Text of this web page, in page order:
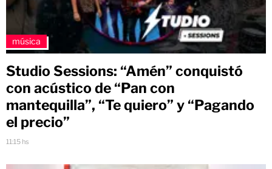
música
Studio Sessions: “Amén” conquistó
con acústico de “Pan con
mantequilla”, “Te quiero” y “Pagando
el precio”
11:15 hs